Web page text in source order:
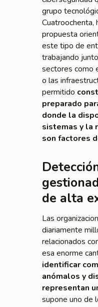
grupo
Cuatroochenta,
propuesta
este tipo de
trabajando
sectores como
o las
permitido
preparado
donde la
sistemas y la
son factores
de alta
Las
diariamente
relacionados
esa enorme
identificar
anómalos y
representan
supone uno de